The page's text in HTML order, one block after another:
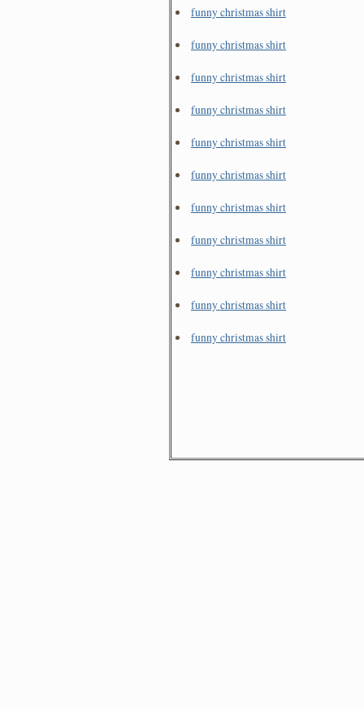
funny christmas shirt
funny christmas shirt
funny christmas shirt
funny christmas shirt
funny christmas shirt
funny christmas shirt
funny christmas shirt
funny christmas shirt
funny christmas shirt
funny christmas shirt
funny christmas shirt